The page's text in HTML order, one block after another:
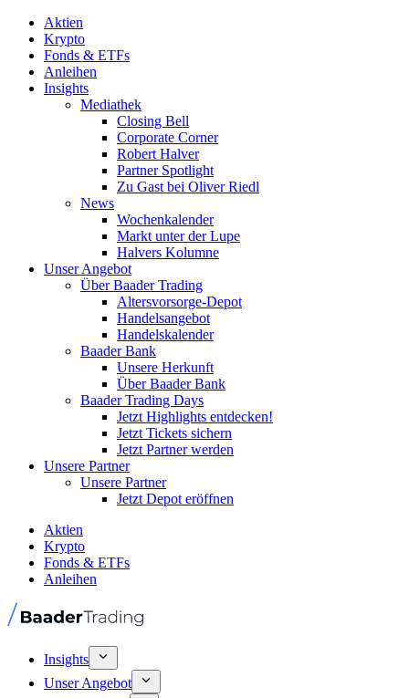
Aktien
Krypto
Fonds & ETFs
Anleihen
Insights
Mediathek
Closing Bell
Corporate Corner
Robert Halver
Partner Spotlight
Zu Gast bei Oliver Riedl
News
Wochenkalender
Markt unter der Lupe
Halvers Kolumne
Unser Angebot
Über Baader Trading
Altersvorsorge-Depot
Handelsangebot
Handelskalender
Baader Bank
Unsere Herkunft
Über Baader Bank
Baader Trading Days
Jetzt Highlights entdecken!
Jetzt Tickets sichern
Jetzt Partner werden
Unsere Partner
Unsere Partner
Jetzt Depot eröffnen
Aktien
Krypto
Fonds & ETFs
Anleihen
Insights
Unser Angebot